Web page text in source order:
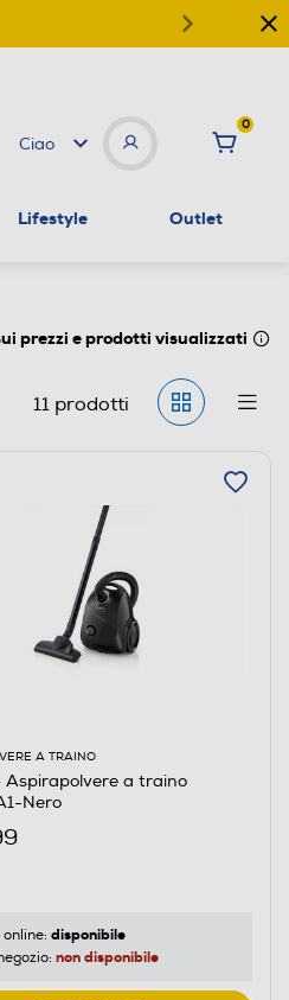
Ciao
0
Lifestyle Outlet
prezzi e prodotti visualizzati
11prodotti
A TRAINO
Aspirapolvere a traino
Nero
disponibile
non disponibile